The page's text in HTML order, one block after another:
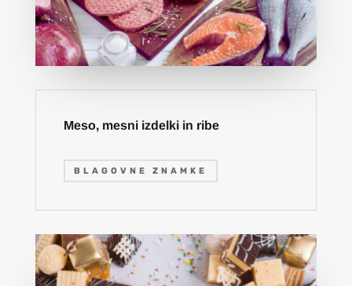
Meso, mesni izdelki in ribe
BLAGOVNE ZNAMKE